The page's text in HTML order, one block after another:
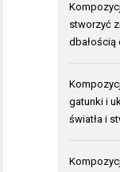
stworzyć
dbałością
gatunki i
światła i